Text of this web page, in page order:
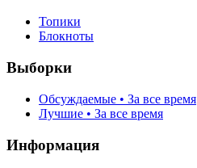
Топики
Блокноты
Выборки
Обсуждаемые • За все время
Лучшие • За все время
Информация